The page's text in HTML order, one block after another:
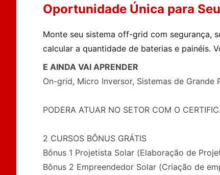
Oportunidade Única para
Monte seu sistema off-grid com segurança,
calcular a quantidade de baterias e painéis.
E AINDA VAI APRENDER
On-grid, Micro Inversor, Sistemas de
PODERA ATUAR NO SETOR COM O
2 CURSOS BÔNUS GRÁTIS
Bônus 1 Projetista Solar (Elaboração de
Bônus 2 Empreendedor Solar (Criação de